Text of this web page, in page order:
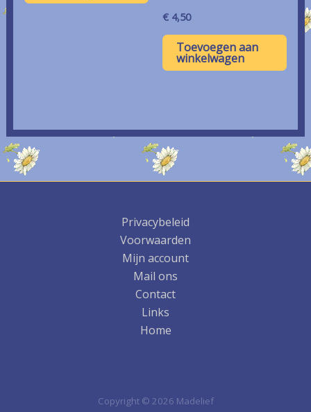
€ 4,50
Toevoegen aan
winkelwagen
Privacybeleid
Voorwaarden
Mijn account
Mail ons
Contact
Links
Home
Copyright © 2026 Madelief